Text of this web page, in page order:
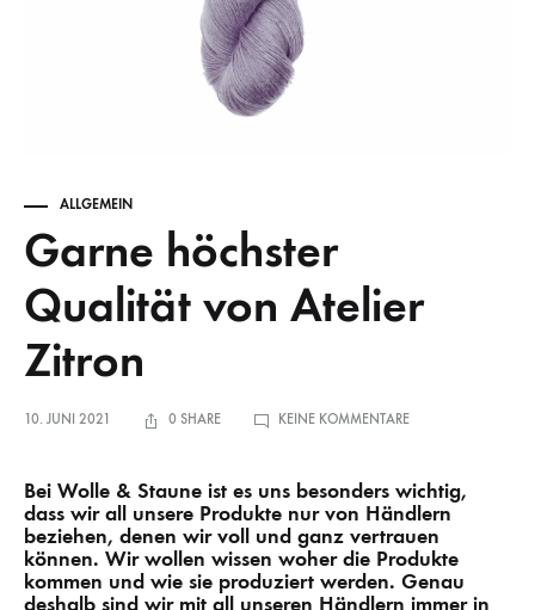
ALLGEMEIN
Garne höchster
Qualität von Atelier
Zitron
10. JUNI 2021 0 SHARE KEINE KOMMENTAREZU
ATELIER
ZITRON
Bei Wolle & Staune ist es uns besonders wichtig,
dass wir all unsere Produkte nur von Händlern
beziehen, denen wir voll und ganz vertrauen
können. Wir wollen wissen woher die Produkte
kommen und wie sie produziert werden. Genau
deshalb sind wir mit all unseren Händlern immer in